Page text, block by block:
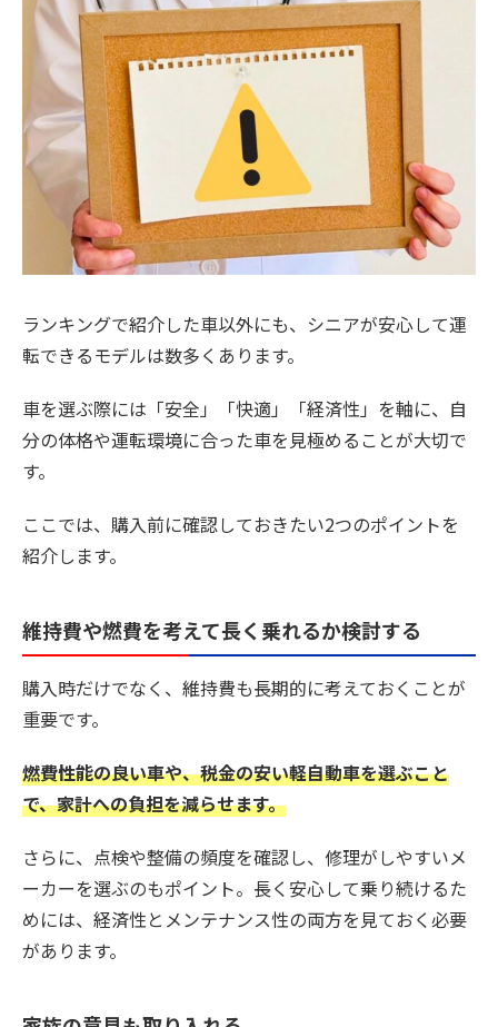
ランキングで紹介した車以外にも、シニアが安心して運
転できるモデルは数多くあります。
車を選ぶ際には「安全」「快適」「経済性」を軸に、自
分の体格や運転環境に合った車を見極めることが大切で
す。
ここでは、購入前に確認しておきたい2つのポイントを
紹介します。
維持費や燃費を考えて長く乗れるか検討する
購入時だけでなく、維持費も長期的に考えておくことが
重要です。
燃費性能の良い車や、税金の安い軽自動車を選ぶこと
で、家計への負担を減らせます。
さらに、点検や整備の頻度を確認し、修理がしやすいメ
ーカーを選ぶのもポイント。長く安心して乗り続けるた
めには、経済性とメンテナンス性の両方を見ておく必要
があります。